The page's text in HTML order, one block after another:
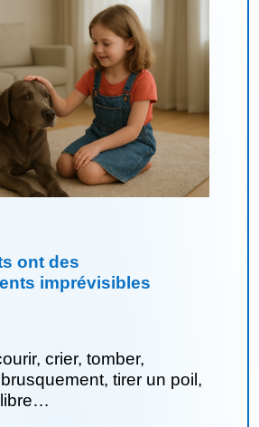
ont des
imprévisibles
crier, tomber,
tirer un poil,